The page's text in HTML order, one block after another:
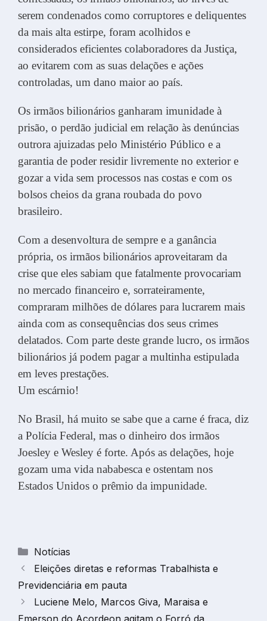
serem condenados como corruptores e deliquentes
da mais alta estirpe, foram acolhidos e
considerados eficientes colaboradores da Justiça,
ao evitarem com as suas delações e ações
controladas, um dano maior ao país.
Os irmãos bilionários ganharam imunidade à
prisão, o perdão judicial em relação às denúncias
outrora ajuizadas pelo Ministério Público e a
garantia de poder residir livremente no exterior e
gozar a vida sem processos nas costas e com os
bolsos cheios da grana roubada do povo
brasileiro.
Com a desenvoltura de sempre e a ganância
própria, os irmãos bilionários aproveitaram da
crise que eles sabiam que fatalmente provocariam
no mercado financeiro e, sorrateiramente,
compraram milhões de dólares para lucrarem mais
ainda com as consequências dos seus crimes
delatados. Com parte deste grande lucro, os irmãos
bilionários já podem pagar a multinha estipulada
em leves prestações.
Um escárnio!
No Brasil, há muito se sabe que a carne é fraca, diz
a Polícia Federal, mas o dinheiro dos irmãos
Joesley e Wesley é forte. Após as delações, hoje
gozam uma vida nababesca e ostentam nos
Estados Unidos o prêmio da impunidade.
Categorias
Notícias
Eleições diretas e reformas Trabalhista e
Previdenciária em pauta
Luciene Melo, Marcos Giva, Maraisa e
Emerson do Acordeon agitam o Forró da